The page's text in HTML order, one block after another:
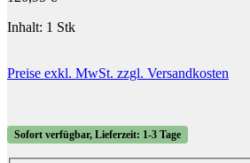
Inhalt: 1 Stk
Preise exkl. MwSt. zzgl. Versandkosten
Sofort verfügbar, Lieferzeit: 1-3 Tage